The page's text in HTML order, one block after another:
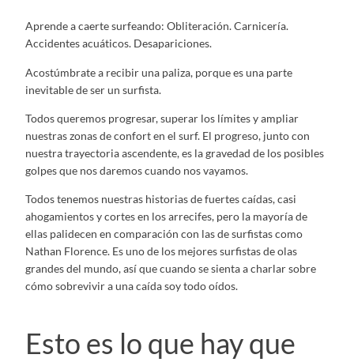
Aprende a caerte surfeando: Obliteración. Carnicería.
Accidentes acuáticos. Desapariciones.
Acostúmbrate a recibir una paliza, porque es una parte
inevitable de ser un surfista.
Todos queremos progresar, superar los límites y ampliar
nuestras zonas de confort en el surf. El progreso, junto con
nuestra trayectoria ascendente, es la gravedad de los posibles
golpes que nos daremos cuando nos vayamos.
Todos tenemos nuestras historias de fuertes caídas, casi
ahogamientos y cortes en los arrecifes, pero la mayoría de
ellas palidecen en comparación con las de surfistas como
Nathan Florence. Es uno de los mejores surfistas de olas
grandes del mundo, así que cuando se sienta a charlar sobre
cómo sobrevivir a una caída soy todo oídos.
Esto es lo que hay que